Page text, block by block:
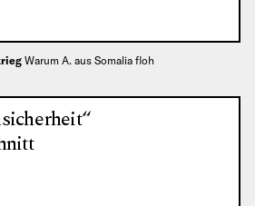
Warum A. aus Somalia floh